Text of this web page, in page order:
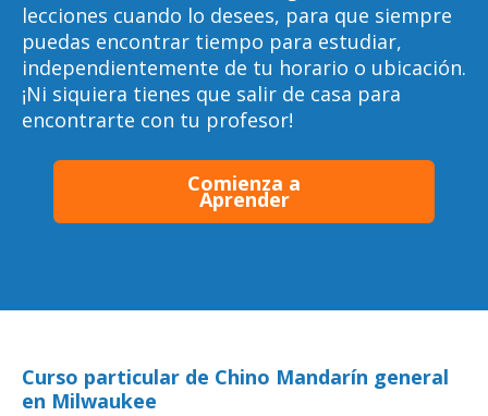
lecciones cuando lo desees, para que siempre
puedas encontrar tiempo para estudiar,
independientemente de tu horario o ubicación.
¡Ni siquiera tienes que salir de casa para
encontrarte con tu profesor!
Comienza a
Aprender
Curso particular de Chino Mandarín general
en Milwaukee